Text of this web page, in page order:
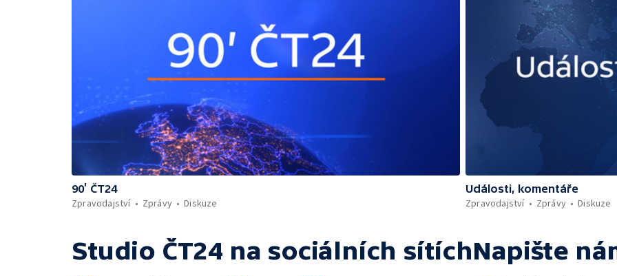
90’ ČT24
Zpravodajství
Zprávy Diskuze
Události, komentáře
Zpravodajství
Zprávy Diskuze
Studio ČT24 na sociálních sítíchNapište